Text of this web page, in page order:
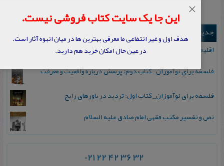
جدیدترین ها
اقلیم مورخان؛ مهارت‌های تاریخ ورزی علمی
فلسفه برای نوآموزان_ کتاب دوم: پرسش درباره واقعیت و معرفت
فلسفه برای نوآموزان_ کتاب اول: تردید در باورهای رایج
نص و تفسیر مکتب فقهی امام صادق علیه السلام
021 22 42 36 32
این جا یک سایت کتاب فروشی نیست.
هدف اول و غیر انتفاعی ما معرفی بهترین ها در میان انبوه آثار است.
در عین حال امکان خرید هم دارید.
×